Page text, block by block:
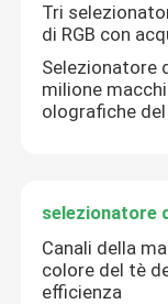
Selezionatore
Vaglio
Selezionatore
Tri
di RGB con
Selezionatore
milione
olografiche del
selezionatore
Canali della
colore del tè
efficienza